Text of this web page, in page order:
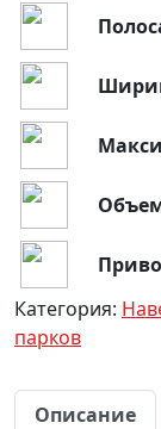
Категория:
парков
Описание